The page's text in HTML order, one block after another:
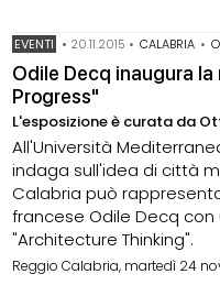
EVENTI • 20.11.2015 • CALABRIA •
Odile Decq inaugura
Progress"
L'esposizione è curata da
All'Università
indaga sull'idea di città
Calabria può
francese Odile Decq
"Architecture Thinking".
Reggio Calabria, martedì 24